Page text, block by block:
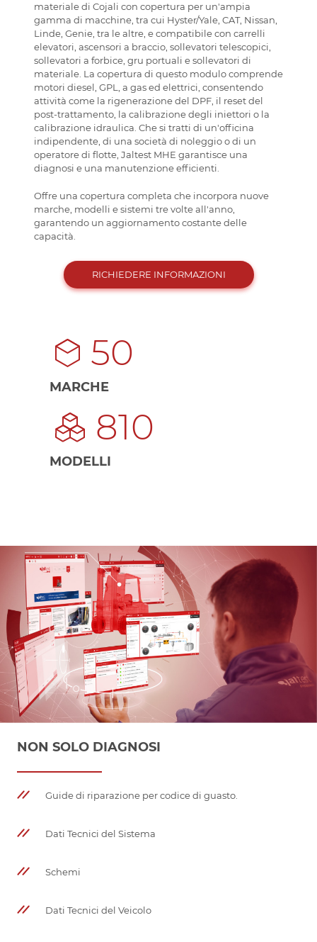
materiale di Cojali con copertura per un'ampia
gamma di macchine, tra cui Hyster/Yale, CAT, Nissan,
Linde, Genie, tra le altre, e compatibile con carrelli
elevatori, ascensori a braccio, sollevatori telescopici,
sollevatori a forbice, gru portuali e sollevatori di
materiale. La copertura di questo modulo comprende
motori diesel, GPL, a gas ed elettrici, consentendo
attività come la rigenerazione del DPF, il reset del
post-trattamento, la calibrazione degli iniettori o la
calibrazione idraulica. Che si tratti di un'officina
indipendente, di una società di noleggio o di un
operatore di flotte, Jaltest MHE garantisce una
diagnosi e una manutenzione efficienti.
Offre una copertura completa che incorpora nuove
marche, modelli e sistemi tre volte all'anno,
garantendo un aggiornamento costante delle
capacità.
RICHIEDERE INFORMAZIONI
50
MARCHE
810
MODELLI
NON SOLO DIAGNOSI
Guide di riparazione per codice di guasto.
Dati Tecnici del Sistema
Schemi
Dati Tecnici del Veicolo